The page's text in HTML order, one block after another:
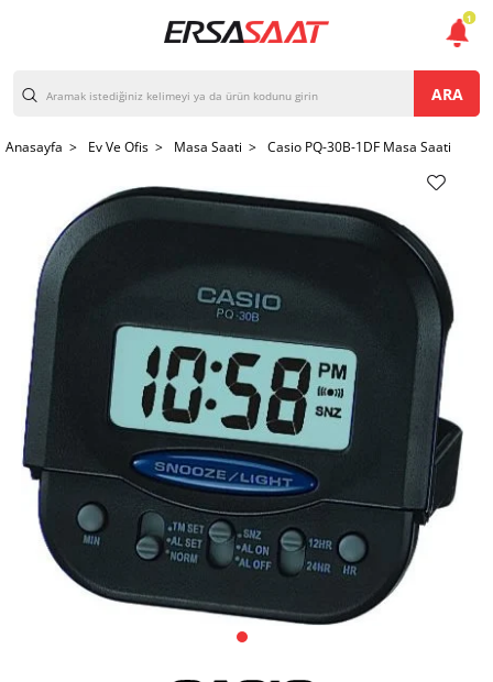
ARA
Anasayfa > Ev Ve Ofis > Masa Saati > Casio PQ-30B-1DF Masa Saati
1